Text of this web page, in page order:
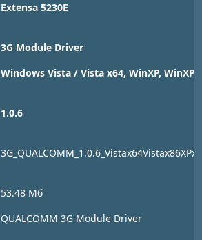
Extensa 5230E
3G Module Driver
Windows Vista / Vista x64, WinXP, WinXP
1.0.6
53.48 Мб
QUALCOMM 3G Module Driver